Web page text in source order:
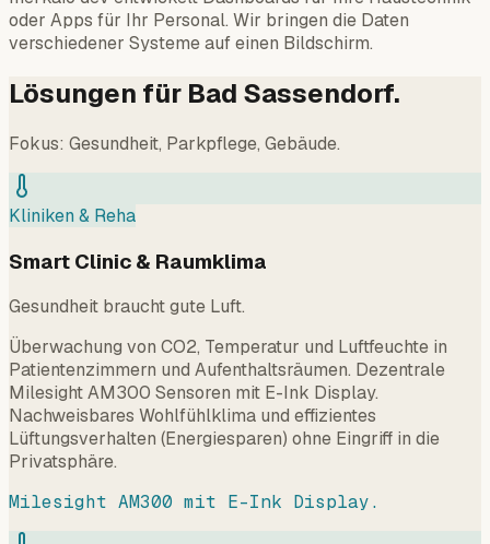
oder Apps für Ihr Personal. Wir bringen die Daten
verschiedener Systeme auf einen Bildschirm.
Lösungen für Bad Sassendorf.
Fokus: Gesundheit, Parkpflege, Gebäude.
Kliniken & Reha
Smart Clinic & Raumklima
Gesundheit braucht gute Luft.
Überwachung von CO2, Temperatur und Luftfeuchte in
Patientenzimmern und Aufenthaltsräumen. Dezentrale
Milesight AM300 Sensoren mit E-Ink Display.
Nachweisbares Wohlfühlklima und effizientes
Lüftungsverhalten (Energiesparen) ohne Eingriff in die
Privatsphäre.
Milesight AM300 mit E-Ink Display.